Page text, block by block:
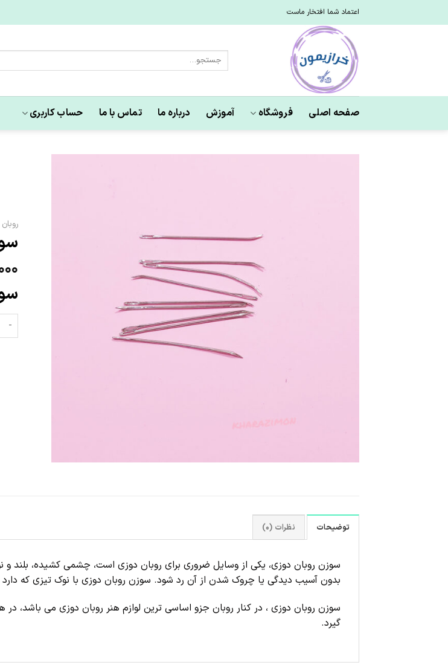
to
اعتماد شما افتخار ماست
برای:
صفحه اصلی فروشگاه آموزش درباره ما تماس با ما حساب کاربری
توضیحات نظرات (0)
سوزن روبان دوزی، یکی از وسایل ضروری برای روبان دوزی است، چشمی کشیده، بلند
بدون آسیب دیدگی یا چروک شدن از آن رد شود. سوزن روبان دوزی با نوک تیزی که
سوزن روبان دوزی ، در کنار روبان جزو اساسی ترین لوازم هنر روبان دوزی می باشد،
گیرد.